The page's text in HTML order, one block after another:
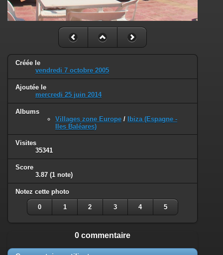
Créée le
vendredi 7 octobre 2005
Ajoutée le
mercredi 25 juin 2014
Albums
Villages zone Europe / Ibiza (Espagne -
Iles Baléares)
Visites
35341
Score
3.87 (1 note)
Notez cette photo
0 1 2 3 4 5
0 commentaire